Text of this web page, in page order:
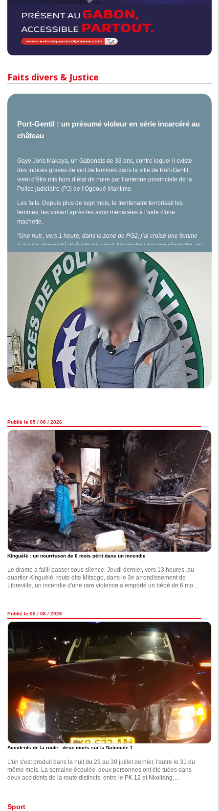
Faits divers & Justice
Port-Gentil : un présumé violeur en série incarcéré au
château
Gaye Joris Makaya, un Gabonais de 33 ans, contre lequel il existe
des indices graves de viol de femmes dans la ville de Port-Gentil,
vient d’être mis hors d’état de nuire par l’antenne provinciale de la
Police judiciaire (PJ) de l’Ogooué-Maritime.
Les faits. Depuis plus de sept mois, le trentenaire terrorisait les
femmes, les violant après les avoir menacées à l’aide d'une
machette.
"Une nuit , vers 1 heure, dans la zone de PG2, j’ai croisé une femme
à qui j’ai demandé d'où elle revenait. Ne voulant pas me répondre, on
s’est chamaillé. Puis, je lui ai demandé de me donner son sac. Face à
son refus, j’ai sorti la machette qui était dissimulée dans mon
pantalon. Une…
Publié le 05 / 08 / 2026
Kinguélé : un nourrisson de 6 mois périt dans un incendie
Le drame a failli passer sous silence. Jeudi dernier, vers 13 heures, au
quartier Kinguélé, route dite Mitsogo, dans le 3e arrondissement de
Libreville, un incendie d'une rare violence a emporté un bébé de 6 mois,
Publié le 05 / 08 / 2026
Accidents de la route : deux morts sur la Nationale 1
L'un s'est produit dans la nuit du 29 au 30 juillet dernier, l'autre le 31 du
même mois. La semaine écoulée, deux personnes ont été tuées dans
deux accidents de la route distincts, entre le PK 12 et Nkoltang,
Sport